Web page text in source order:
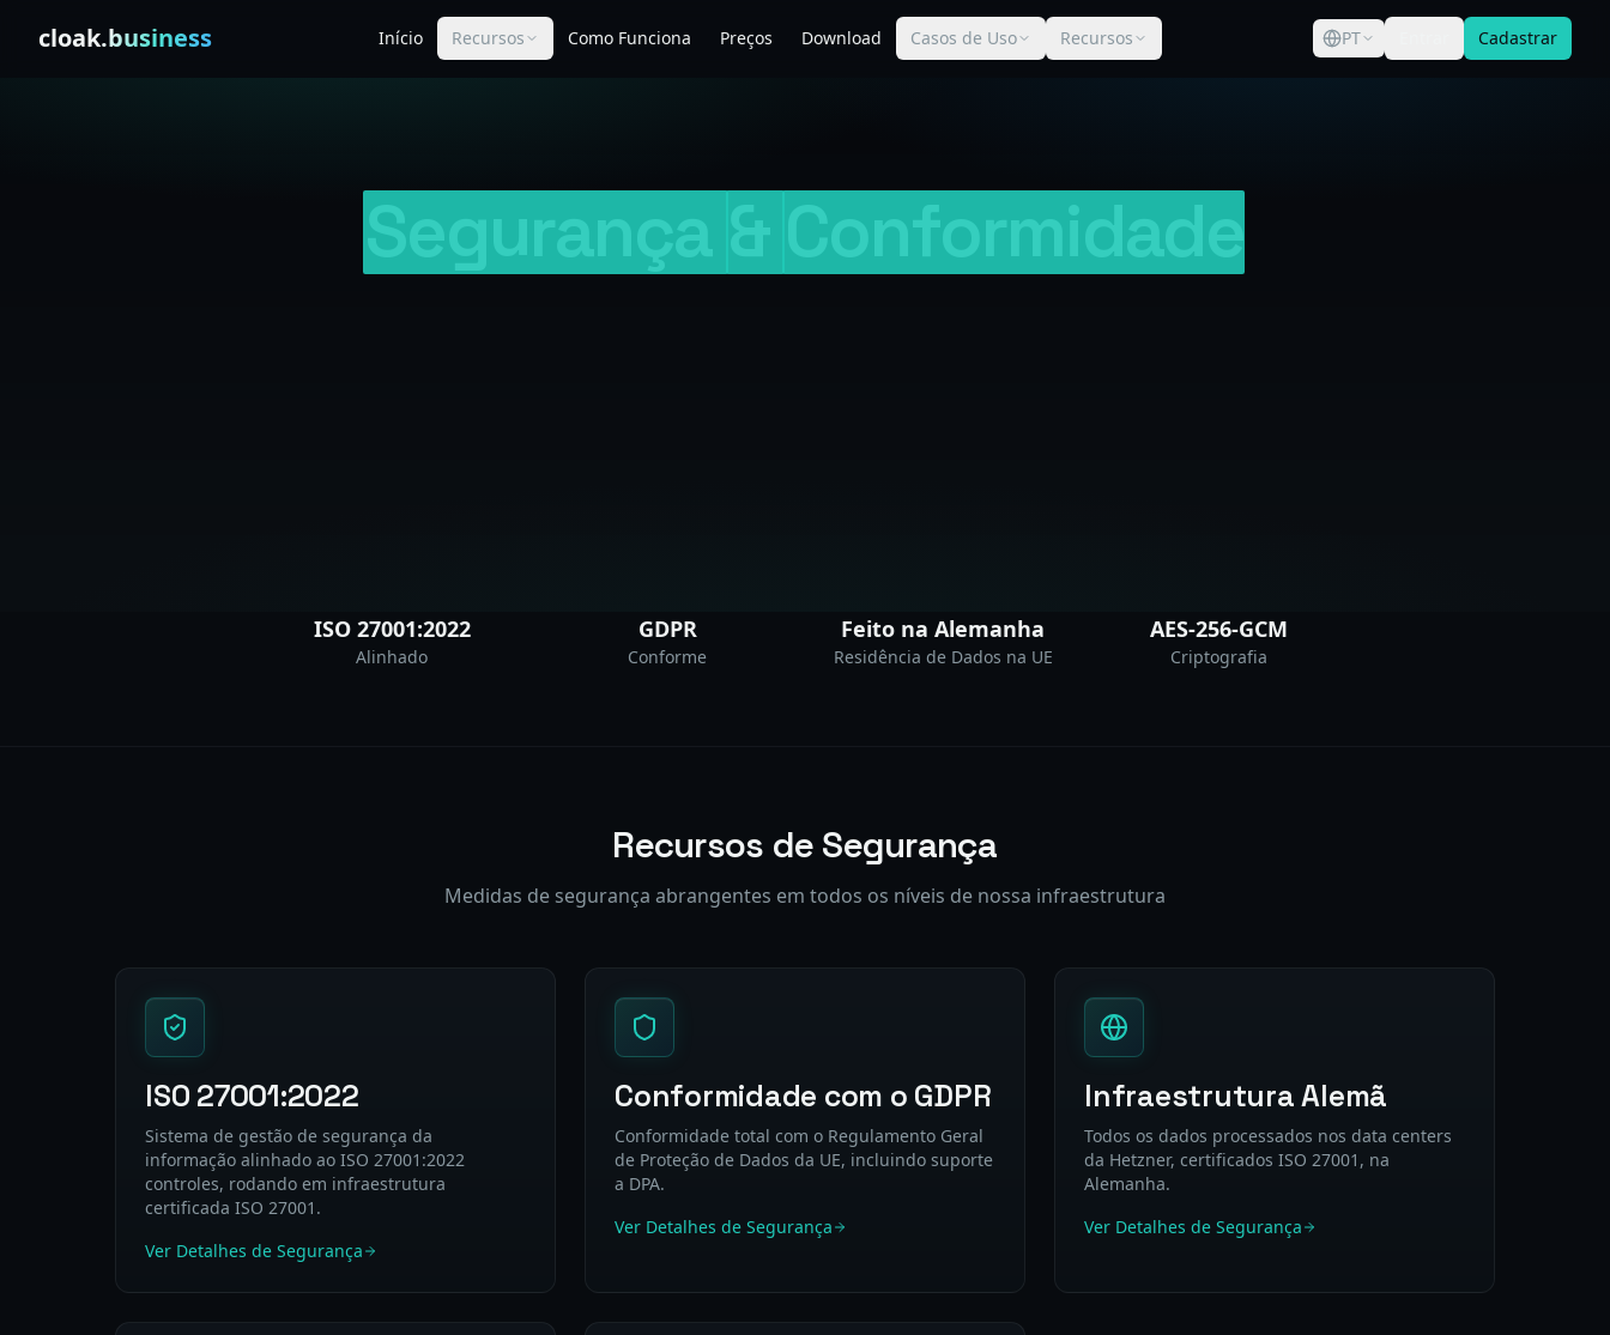
cloak.business Início Recursos Como Funciona Preços Download Casos de Uso Recursos PT Cadastrar
ISO 27001:2022
Alinhado
GDPR
Conforme
Feito na Alemanha
Residência de Dados na UE
AES-256-GCM
Criptografia
Recursos de Segurança
Medidas de segurança abrangentes em todos os níveis de nossa infraestrutura
ISO 27001:2022
Sistema de gestão de segurança da
informação alinhado ao ISO 27001:2022
controles, rodando em infraestrutura
certificada ISO 27001.
Ver Detalhes de Segurança
Conformidade com o GDPR
Conformidade total com o Regulamento Geral
de Proteção de Dados da UE, incluindo suporte
a DPA.
Ver Detalhes de Segurança
Infraestrutura Alemã
Todos os dados processados nos data centers
da Hetzner, certificados ISO 27001, na
Alemanha.
Ver Detalhes de Segurança